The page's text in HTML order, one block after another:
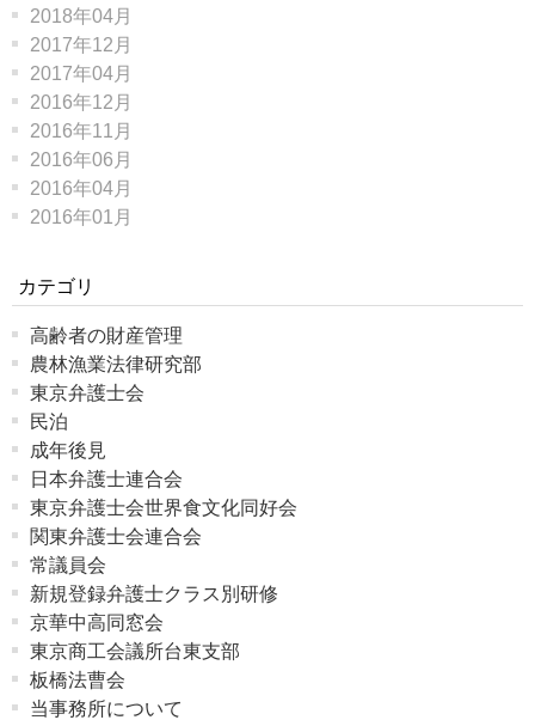
2018年04月
2017年12月
2017年04月
2016年12月
2016年11月
2016年06月
2016年04月
2016年01月
カテゴリ
高齢者の財産管理
農林漁業法律研究部
東京弁護士会
民泊
成年後見
日本弁護士連合会
東京弁護士会世界食文化同好会
関東弁護士会連合会
常議員会
新規登録弁護士クラス別研修
京華中高同窓会
東京商工会議所台東支部
板橋法曹会
当事務所について